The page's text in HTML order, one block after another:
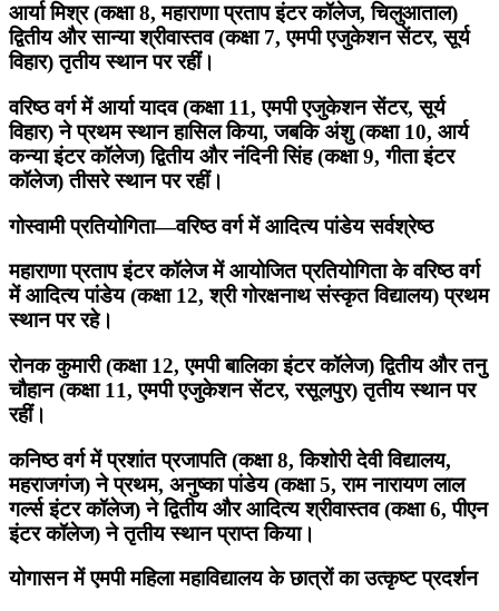
आर्या मिश्र (कक्षा 8, महाराणा प्रताप इंटर कॉलेज, चिलुआताल)
द्वितीय और सान्या श्रीवास्तव (कक्षा 7, एमपी एजुकेशन सेंटर, सूर्य
विहार) तृतीय स्थान पर रहीं।
वरिष्ठ वर्ग में आर्या यादव (कक्षा 11, एमपी एजुकेशन सेंटर, सूर्य
विहार) ने प्रथम स्थान हासिल किया, जबकि अंशु (कक्षा 10, आर्य
कन्या इंटर कॉलेज) द्वितीय और नंदिनी सिंह (कक्षा 9, गीता इंटर
कॉलेज) तीसरे स्थान पर रहीं।
गोस्वामी प्रतियोगिता—वरिष्ठ वर्ग में आदित्य पांडेय सर्वश्रेष्ठ
महाराणा प्रताप इंटर कॉलेज में आयोजित प्रतियोगिता के वरिष्ठ वर्ग
में आदित्य पांडेय (कक्षा 12, श्री गोरक्षनाथ संस्कृत विद्यालय) प्रथम
स्थान पर रहे।
रोनक कुमारी (कक्षा 12, एमपी बालिका इंटर कॉलेज) द्वितीय और तनु
चौहान (कक्षा 11, एमपी एजुकेशन सेंटर, रसूलपुर) तृतीय स्थान पर
रहीं।
कनिष्ठ वर्ग में प्रशांत प्रजापति (कक्षा 8, किशोरी देवी विद्यालय,
महराजगंज) ने प्रथम, अनुष्का पांडेय (कक्षा 5, राम नारायण लाल
गर्ल्स इंटर कॉलेज) ने द्वितीय और आदित्य श्रीवास्तव (कक्षा 6, पीएन
इंटर कॉलेज) ने तृतीय स्थान प्राप्त किया।
योगासन में एमपी महिला महाविद्यालय के छात्रों का उत्कृष्ट प्रदर्शन